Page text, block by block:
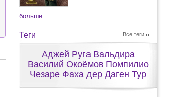
больше...
Теги Все теги
Аджей Руга Вальдира
Василий Окоёмов Помпилио
Чезаре Фаха дер Даген Тур